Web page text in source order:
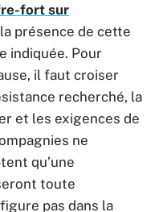
fort sur
présence de cette
indiquée. Pour
il faut croiser
recherché, la
et les exigences de
ne
qu’une
toute
pas dans la